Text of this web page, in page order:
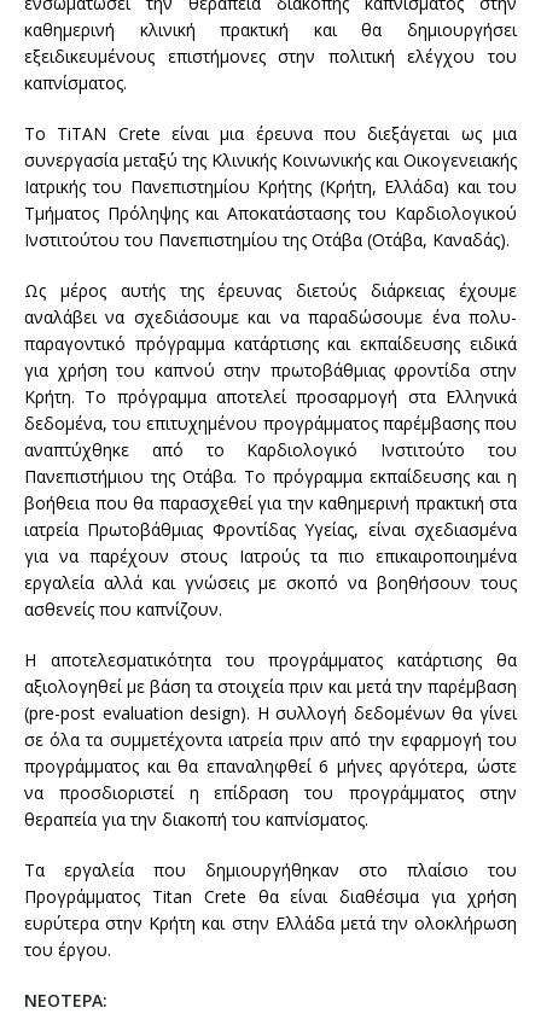
καθημερινή κλινική πρακτική και θα δημιουργήσει
εξειδικευμένους επιστήμονες στην πολιτική ελέγχου του
καπνίσματος.
Το TiTAN Crete είναι μια έρευνα που διεξάγεται ως μια
συνεργασία μεταξύ της Κλινικής Κοινωνικής και Οικογενειακής
Ιατρικής του Πανεπιστημίου Κρήτης (Κρήτη, Ελλάδα) και του
Τμήματος Πρόληψης και Αποκατάστασης του Καρδιολογικού
Ινστιτούτου του Πανεπιστημίου της Οτάβα (Οτάβα, Καναδάς).
Ως μέρος αυτής της έρευνας διετούς διάρκειας έχουμε
αναλάβει να σχεδιάσουμε και να παραδώσουμε ένα πολυ-
παραγοντικό πρόγραμμα κατάρτισης και εκπαίδευσης ειδικά
για χρήση του καπνού στην πρωτοβάθμιας φροντίδα στην
Κρήτη. Το πρόγραμμα αποτελεί προσαρμογή στα Ελληνικά
δεδομένα, του επιτυχημένου προγράμματος παρέμβασης που
αναπτύχθηκε από το Καρδιολογικό Ινστιτούτο του
Πανεπιστήμιου της Οτάβα. Το πρόγραμμα εκπαίδευσης και η
βοήθεια που θα παρασχεθεί για την καθημερινή πρακτική στα
ιατρεία Πρωτοβάθμιας Φροντίδας Υγείας, είναι σχεδιασμένα
για να παρέχουν στους Ιατρούς τα πιο επικαιροποιημένα
εργαλεία αλλά και γνώσεις με σκοπό να βοηθήσουν τους
ασθενείς που καπνίζουν.
Η αποτελεσματικότητα του προγράμματος κατάρτισης θα
αξιολογηθεί με βάση τα στοιχεία πριν και μετά την παρέμβαση
(pre-post evaluation design). Η συλλογή δεδομένων θα γίνει
σε όλα τα συμμετέχοντα ιατρεία πριν από την εφαρμογή του
προγράμματος και θα επαναληφθεί 6 μήνες αργότερα, ώστε
να προσδιοριστεί η επίδραση του προγράμματος στην
θεραπεία για την διακοπή του καπνίσματος.
Τα εργαλεία που δημιουργήθηκαν στο πλαίσιο του
Προγράμματος Titan Crete θα είναι διαθέσιμα για χρήση
ευρύτερα στην Κρήτη και στην Ελλάδα μετά την ολοκλήρωση
του έργου.
ΝΕΟΤΕΡΑ: